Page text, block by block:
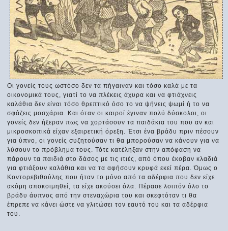
Οι γονείς τους ωστόσο δεν τα πήγαιναν και τόσο καλά με τα
οικονομικά τους, γιατί το να πλέκεις άχυρα και να φτιάχνεις
καλάθια δεν είναι τόσο θρεπτικό όσο το να ψήνεις ψωμί ή το να
σφάζεις μοσχάρια. Και όταν οι καιροί έγιναν πολύ δύσκολοι, οι
γονείς δεν ήξεραν πως να χορτάσουν τα παιδάκια του που αν και
μικροσκοπικά είχαν εξαιρετική όρεξη. Έτσι ένα βράδυ πριν πέσουν
για ύπνο, οι γονείς συζητούσαν τι θα μπορούσαν να κάνουν για να
λύσουν το πρόβλημα τους. Τότε κατέληξαν στην απόφαση να
πάρουν τα παιδιά στο δάσος με τις ιτιές, από όπου έκοβαν κλαδιά
για φτιάξουν καλάθια και να τα αφήσουν κρυφά εκεί πέρα. Όμως ο
Κοντορεβιθούλης που ήταν το μόνο από τα αδέρφια που δεν είχε
ακόμη αποκοιμηθεί, τα είχε ακούσει όλα. Πέρασε λοιπόν όλο το
βράδυ άυπνος από την στεναχώρια του και σκεφτόταν τι θα
έπρεπε να κάνει ώστε να γλιτώσει τον εαυτό του και τα αδέρφια
του.